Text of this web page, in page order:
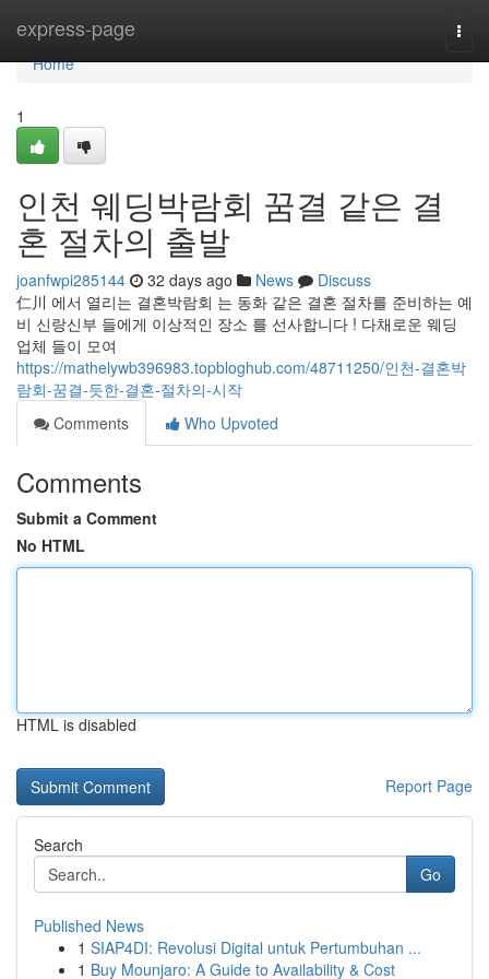
express-page
Home
Home
1
인천 웨딩박람회 꿈결 같은 결
혼 절차의 출발
joanfwpi285144 32 days ago News
Discuss
仁川 에서 열리는 결혼박람회 는 동화 같은 결혼 절차를 준비하는 예
비 신랑신부 들에게 이상적인 장소 를 선사합니다 ! 다채로운 웨딩
업체 들이 모여
https://mathelywb396983.topbloghub.com/48711250/인천-결혼박
람회-꿈결-듯한-결혼-절차의-시작
Comments
Who Upvoted
Comments
Submit a Comment
No HTML
HTML is disabled
Report Page
Search
Go
Published News
1 SIAP4DI: Revolusi Digital untuk Pertumbuhan ...
1 Buy Mounjaro: A Guide to Availability & Cost